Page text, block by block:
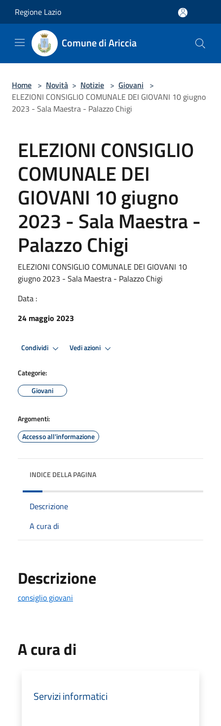
Regione Lazio
Comune di Ariccia
Home > Novità > Notizie > Giovani >
ELEZIONI CONSIGLIO COMUNALE DEI GIOVANI 10 giugno
2023 - Sala Maestra - Palazzo Chigi
ELEZIONI CONSIGLIO
COMUNALE DEI
GIOVANI 10 giugno
2023 - Sala Maestra -
Palazzo Chigi
ELEZIONI CONSIGLIO COMUNALE DEI GIOVANI 10
giugno 2023 - Sala Maestra - Palazzo Chigi
Data :
24 maggio 2023
Condividi Vedi azioni
Categorie:
Giovani
Argomenti:
Accesso all'informazione
INDICE DELLA PAGINA
Descrizione
A cura di
Descrizione
consiglio giovani
A cura di
Servizi informatici